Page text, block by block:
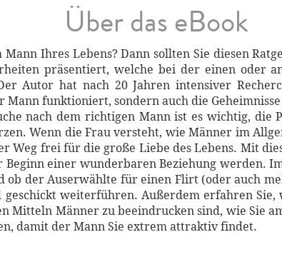
Über das eBook
Mann Ihres Lebens? Dann sollten Sie diesen
präsentiert, welche bei der einen oder
Autor hat nach 20 Jahren intensiver
funktioniert, sondern auch die
nach dem richtigen Mann ist es wichtig, die
Wenn die Frau versteht, wie Männer im
Weg frei für die große Liebe des Lebens. Mit
einer wunderbaren Beziehung werden.
ob der Auserwählte für einen Flirt (oder auch
weiterführen. Außerdem erfahren Sie,
Mitteln Männer zu beeindrucken sind, wie Sie
damit der Mann Sie extrem attraktiv findet.